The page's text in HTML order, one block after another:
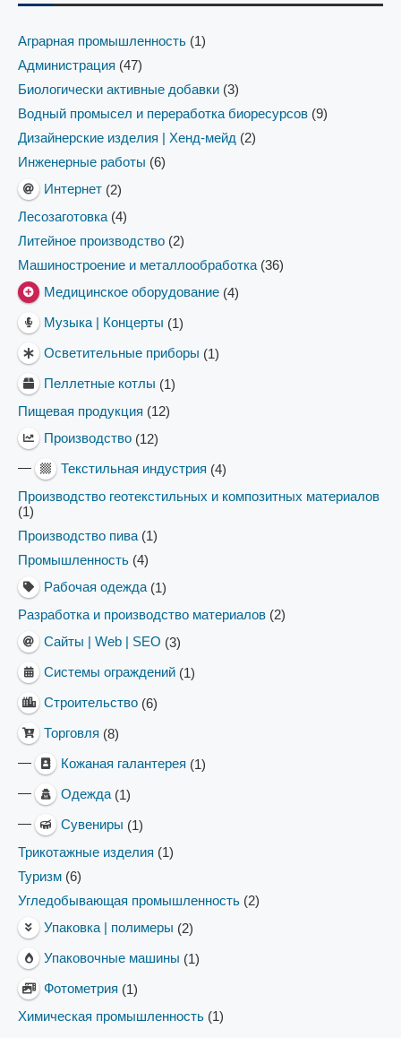
Аграрная промышленность (1)
Администрация (47)
Биологически активные добавки (3)
Водный промысел и переработка биоресурсов (9)
Дизайнерские изделия | Хенд-мейд (2)
Инженерные работы (6)
Интернет (2)
Лесозаготовка (4)
Литейное производство (2)
Машиностроение и металлообработка (36)
Медицинское оборудование (4)
Музыка | Концерты (1)
Осветительные приборы (1)
Пеллетные котлы (1)
Пищевая продукция (12)
Производство (12)
—
Текстильная индустрия (4)
Производство геотекстильных и композитных материалов
(1)
Производство пива (1)
Промышленность (4)
Рабочая одежда (1)
Разработка и производство материалов (2)
Сайты | Web | SEO (3)
Системы ограждений (1)
Строительство (6)
Торговля (8)
—
Кожаная галантерея (1)
—
Одежда (1)
—
Сувениры (1)
Трикотажные изделия (1)
Туризм (6)
Угледобывающая промышленность (2)
Упаковка | полимеры (2)
Упаковочные машины (1)
Фотометрия (1)
Химическая промышленность (1)